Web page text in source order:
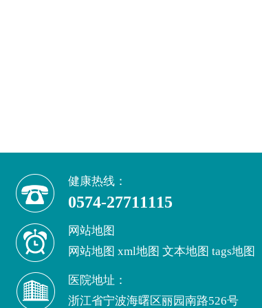
健康热线：
0574-27711115
网站地图
网站地图 xml地图 文本地图 tags地图
医院地址：
浙江省宁波海曙区丽园南路526号